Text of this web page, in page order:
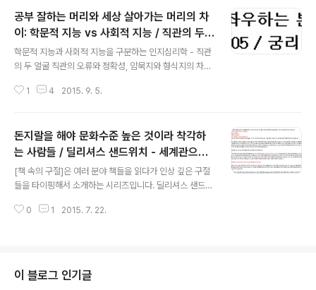
공부 잘하는 머리와 세상 살아가는 머리의 차
이: 학문적 지능 vs 사회적 지능 / 직관의 두
얼굴
학문적 지능과 사회적 지능을 구분하는 인지심리학 - 직관
의 두 얼굴 직관의 오류와 정확성, 암묵지와 형식지의 차이,
난이도가 높아서인지 표지디자인이 약해서인지 모르겠으
이 방어적 비관주의: 긍정주의, 낙관주의의 부작용을 예방
하는 차원 암묵적 지식 사후인지 편견 인지부조화 자신의
행동을 관대하게 여기고 과대평가하는 심리 맹점 직관의
두 얼굴 원제:Intuition: Its Powers and Perils 표지 디
자인은 국내 번역본 자체 디자인 아닌 미국 원서와 동일 자
신의 직감, 직관, 감을 과도하게 신봉하는 사람들에게, 확고
1 4 2015. 9. 5.
돈지랄을 해야 문화수준 높은 것이라 착각하
는 사람들 / 딜리셔스 샌드위치 - 세계관으로
서의 문화 이야기
[책 속의 구절]은 여러 분야 책들을 읽다가 인상 깊은 구절
들을 타이핑해서 소개하는 시리즈입니다. 딜리셔스 샌드위
세계관으로서의 문화에 관한 이야기 - 글쓰기의 중요성과
들 소비재로서의 문화를 향유하기 위해 비용을 지불할 때
도 사람들은 사회지도층, 연예인, 문화계 저명인사들이 동
0 1 2015. 7. 22.
이 블로그 인기글